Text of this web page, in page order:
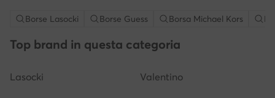
Borse Lasocki Borse Guess Borsa Michael Kors
Top brand in questa categoria
Lasocki Valentino